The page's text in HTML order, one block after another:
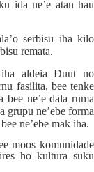
ida ne’e atan hau
serbisu iha kilo
remata.
aldeia Duut no
fasilita, bee tenke
ne’e dala ruma
grupu ne’ebe forma
ne’ebe mak iha.
moos komunidade
ho kultura suku